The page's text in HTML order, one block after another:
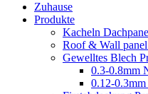
Zuhause
Produkte
Kacheln
Roof & Wall
Gewelltes Blech
0.3-0.8mm
0.12-